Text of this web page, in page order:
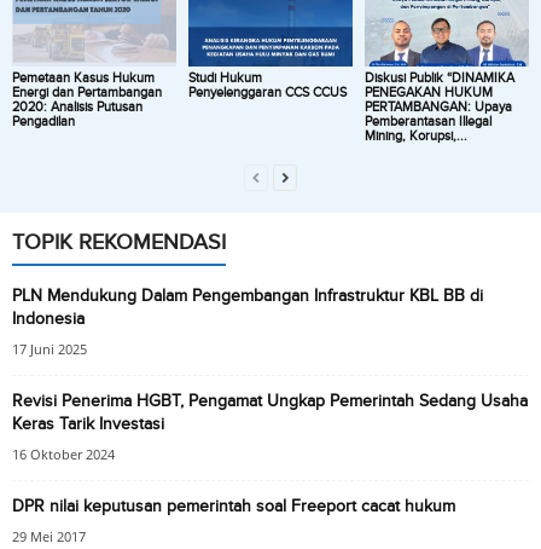
Pemetaan Kasus Hukum
Energi dan Pertambangan
2020: Analisis Putusan
Pengadilan
Studi Hukum
Penyelenggaran CCS CCUS
Diskusi Publik “DINAMIKA
PENEGAKAN HUKUM
PERTAMBANGAN: Upaya
Pemberantasan Illegal
Mining, Korupsi,...
TOPIK REKOMENDASI
PLN Mendukung Dalam Pengembangan Infrastruktur KBL BB di
Indonesia
17 Juni 2025
Revisi Penerima HGBT, Pengamat Ungkap Pemerintah Sedang Usaha
Keras Tarik Investasi
16 Oktober 2024
DPR nilai keputusan pemerintah soal Freeport cacat hukum
29 Mei 2017